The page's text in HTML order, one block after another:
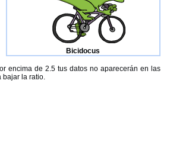
Bicidocus
encima de 2.5 tus datos no aparecerán en las
bajar la ratio.